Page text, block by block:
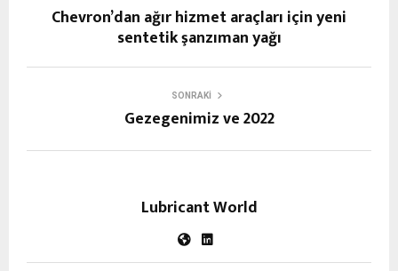
Chevron’dan ağır hizmet araçları için yeni
sentetik şanzıman yağı
SONRAKI
Gezegenimiz ve 2022
Lubricant World